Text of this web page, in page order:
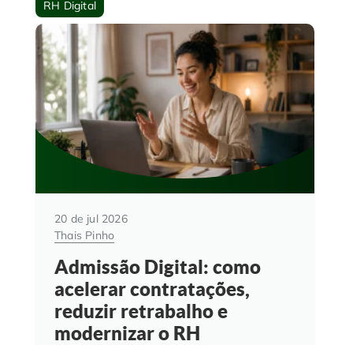
RH Digital
20 de jul 2026
Thais Pinho
Admissão Digital: como
acelerar contratações,
reduzir retrabalho e
modernizar o RH